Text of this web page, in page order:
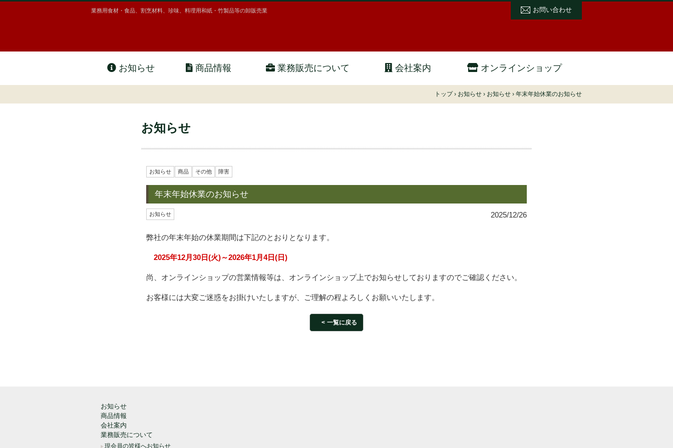
業務用食材・食品、割烹材料、珍味、料理用和紙・竹製品等の卸販売業
お問い合わせ
お知らせ 商品情報 業務販売について 会社案内 オンラインショップ
トップ› お知らせ › お知らせ › 年末年始休業のお知らせ
お知らせ
お知らせ 商品 その他 障害
年末年始休業のお知らせ
お知らせ 2025/12/26
弊社の年末年始の休業期間は下記のとおりとなります。
2025年12月30日(火)～2026年1月4日(日)
尚、オンラインショップの営業情報等は、オンラインショップ上でお知らせしておりますのでご確認ください。
お客様には大変ご迷惑をお掛けいたしますが、ご理解の程よろしくお願いいたします。
一覧に戻る
お知らせ
商品情報
会社案内
業務販売について
現会員の皆様へお知らせ